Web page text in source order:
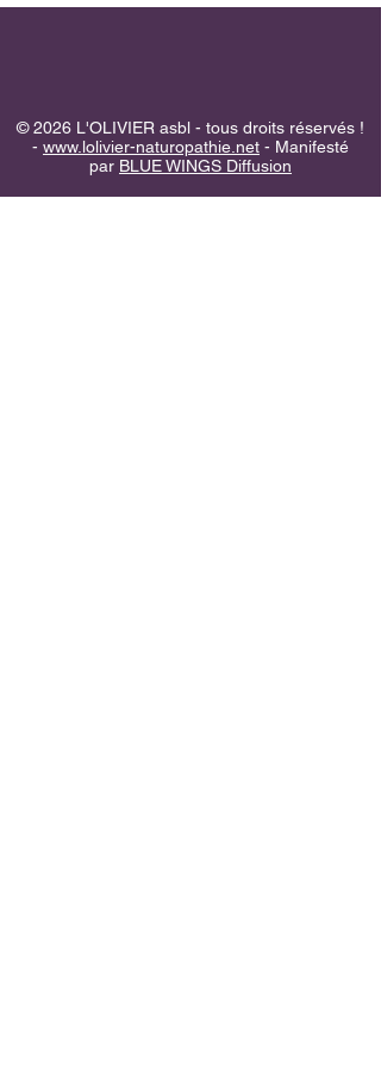
© 2026 L'OLIVIER asbl - tous droits réservés !
- www.lolivier-naturopathie.net - Manifesté
par BLUE WINGS Diffusion